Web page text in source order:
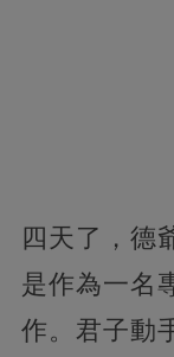
四天了，德
是作為一名
作。君子動